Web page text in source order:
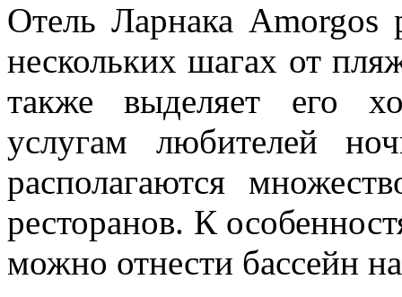
Отель Ларнака Amorgos
нескольких шагах от
также выделяет его
услугам любителей
располагаются
ресторанов. К
можно отнести бассейн